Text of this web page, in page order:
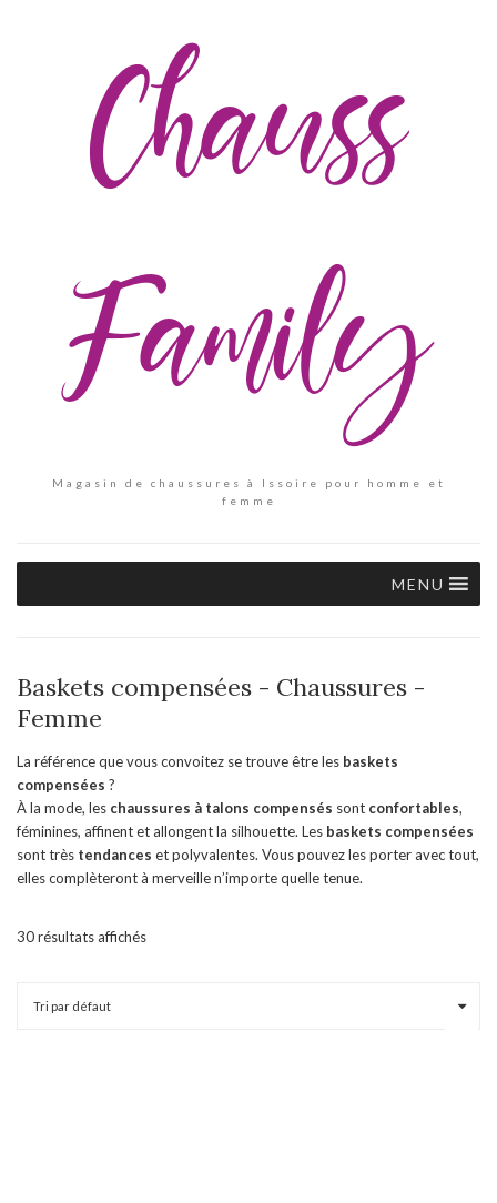
Chauss
Family
Magasin de chaussures à Issoire pour homme et
femme
MENU
Baskets compensées - Chaussures -
Femme
La référence que vous convoitez se trouve être les baskets
compensées ?
À la mode, les chaussures à talons compensés sont confortables,
féminines, affinent et allongent la silhouette. Les baskets compensées
sont très tendances et polyvalentes. Vous pouvez les porter avec tout,
elles complèteront à merveille n’importe quelle tenue.
30 résultats affichés